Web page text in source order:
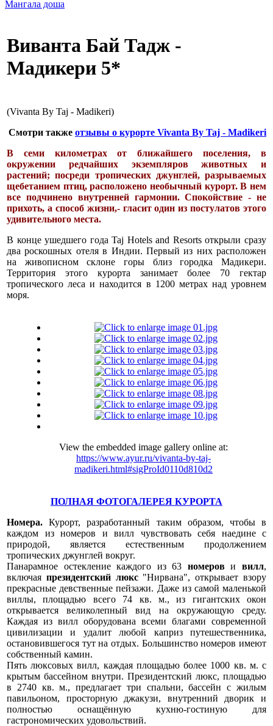
Мангала доша
Виванта Бай Тадж -
Мадикери 5*
(Vivanta By Taj - Madikeri)
Смотри также отзывы о курорте Vivanta By Taj - Madikeri
В семи километрах от ближайшего поселения, в
окружении редчайших экземпляров животных и
растений; посреди тропических джунглей, разрываемых
щебетанием птиц, расположено необычный курорт. В нем
все подчинено внутренней гармонии. Спокойствие - не
прихоть, а способ жизни,- гласит один из постулатов этого
удивительного места.
В конце ушедшего года Taj Hotels and Resorts открыли сразу
два роскошных отеля в Индии. Первый из них расположен
на живописном склоне горы близ городка Мадикери.
Территория этого курорта занимает более 70 гектар
тропического леса и находится в 1200 метрах над уровнем
моря.
View the embedded image gallery online at:
https://www.ayur.ru/vivanta-by-taj-
madikeri.html#sigProId0110d810d2
ПОЛНАЯ ФОТОГАЛЕРЕЯ КУРОРТА
Номера. Курорт, разработанный таким образом, чтобы в
каждом из номеров и вилл чувствовать себя наедине с
природой, является естественным продолжением
тропических джунглей вокруг.
Панарамное остекление каждого из 63 номеровивилл,
включая президентский люкс"Нирвана", открывает взору
прекрасные девственные пейзажи. Даже из самой маленькой
виллы, площадью всего 74 кв. м., из гигантских окон
открывается великолепный вид на окружающую среду.
Каждая из вилл оборудована всеми благами современной
цивилизации и удалит любой каприз путешественника,
остановившегося тут на отдых. Большинство номеров имеют
собственный камин.
Пять люксовых вилл, каждая площадью более 1000 кв. м. с
крытым бассейном внутри. Президентский люкс, площадью
в 2740 кв. м., предлагает три спальни, бассейн с жилым
павильоном, просторную джакузи, внутренний дворик и
полностью оснащённую кухню-гостиную для
гастрономических удовольствий.